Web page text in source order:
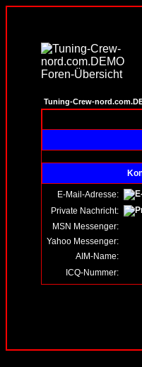
Tuning-Crew-
E-Mail-Adresse:
Private Nachricht:
MSN Messenger:
Yahoo Messenger:
AIM-Name:
ICQ-Nummer: